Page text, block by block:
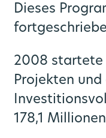
Dieses
2008 startete
Projekten und
178,1